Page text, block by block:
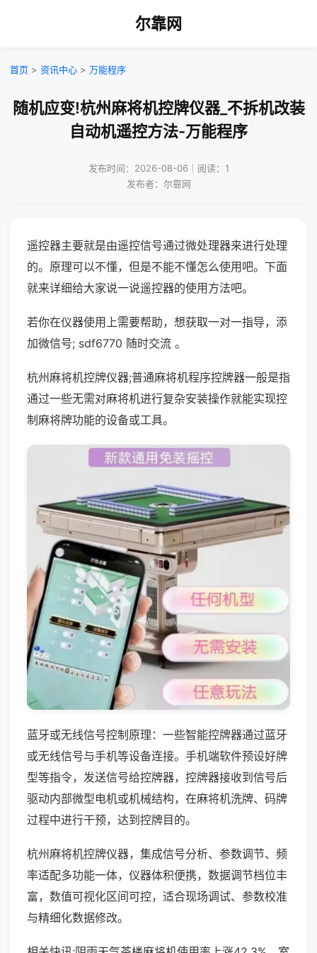
尔靠网
首页 > 资讯中心 > 万能程序
随机应变!杭州麻将机控牌仪器_不拆机改装
自动机遥控方法-万能程序
发布时间：2026-08-06｜阅读：1
发布者：尔靠网
遥控器主要就是由遥控信号通过微处理器来进行处理
的。原理可以不懂，但是不能不懂怎么使用吧。下面
就来详细给大家说一说遥控器的使用方法吧。
若你在仪器使用上需要帮助，想获取一对一指导，添
加微信号; sdf6770 随时交流 。
杭州麻将机控牌仪器;普通麻将机程序控牌器一般是指
通过一些无需对麻将机进行复杂安装操作就能实现控
制麻将牌功能的设备或工具。
蓝牙或无线信号控制原理：一些智能控牌器通过蓝牙
或无线信号与手机等设备连接。手机端软件预设好牌
型等指令，发送信号给控牌器，控牌器接收到信号后
驱动内部微型电机或机械结构，在麻将机洗牌、码牌
过程中进行干预，达到控牌目的。
杭州麻将机控牌仪器，集成信号分析、参数调节、频
率适配多功能一体，仪器体积便携，数据调节档位丰
富，数值可视化区间可控，适合现场调试、参数校准
与精细化数据修改。